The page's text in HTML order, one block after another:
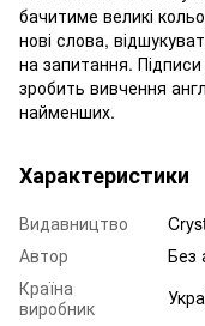
бачитиме великі
нові слова,
на запитання.
зробить вивчення
найменших.
Характеристики
Видавництво
Автор
Без
Країна
виробник